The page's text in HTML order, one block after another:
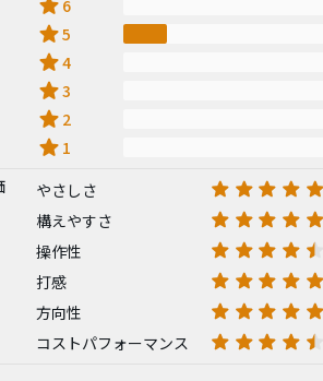
star 6
star5
star4
star3
star 2
star 1
やさしさ
構えやすさ
操作性
打感
方向性
コストパフォーマンス